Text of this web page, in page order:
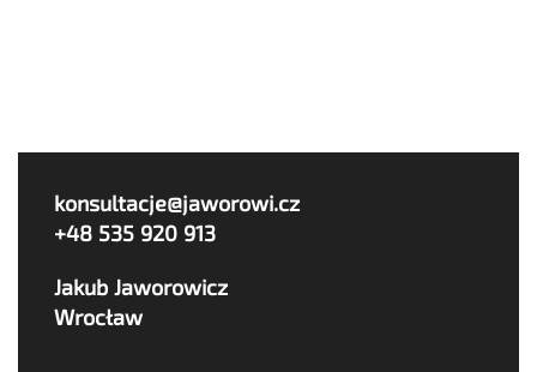
konsultacje@jaworowi.cz
+48 535 920 913
Jakub Jaworowicz
Wrocław